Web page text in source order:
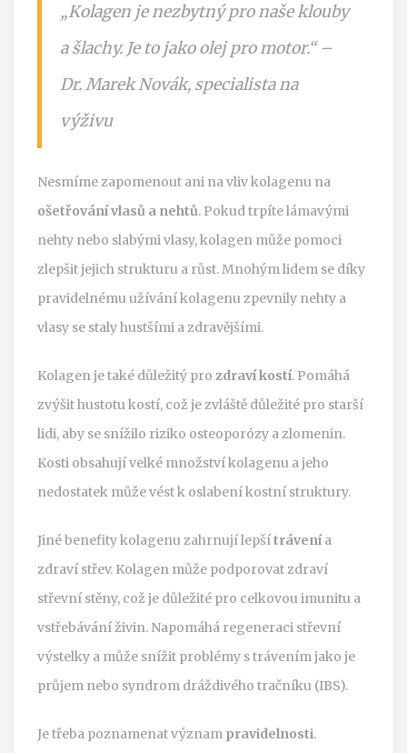
„Kolagen je nezbytný pro naše klouby
a šlachy. Je to jako olej pro motor.“ –
Dr. Marek Novák, specialista na
výživu
Nesmíme zapomenout ani na vliv kolagenu na
ošetřování vlasů a nehtů. Pokud trpíte lámavými
nehty nebo slabými vlasy, kolagen může pomoci
zlepšit jejich strukturu a růst. Mnohým lidem se díky
pravidelnému užívání kolagenu zpevnily nehty a
vlasy se staly hustšími a zdravějšími.
Kolagen je také důležitý pro zdraví kostí. Pomáhá
zvýšit hustotu kostí, což je zvláště důležité pro starší
lidi, aby se snížilo riziko osteoporózy a zlomenin.
Kosti obsahují velké množství kolagenu a jeho
nedostatek může vést k oslabení kostní struktury.
Jiné benefity kolagenu zahrnují lepšítrávenía
zdraví střev. Kolagen může podporovat zdraví
střevní stěny, což je důležité pro celkovou imunitu a
vstřebávání živin. Napomáhá regeneraci střevní
výstelky a může snížit problémy s trávením jako je
průjem nebo syndrom dráždivého tračníku (IBS).
Je třeba poznamenat význam pravidelnosti.